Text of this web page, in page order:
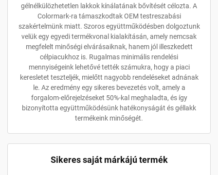
gélnélkülözhetetlen lakkok kínálatának bővítését célozta. A
Colormark-ra támaszkodtak OEM testreszabási
szakértelmünk miatt. Szoros együttműködésben dolgoztunk
velük egy egyedi termékvonal kialakításán, amely nemcsak
megfelelt minőségi elvárásaiknak, hanem jól illeszkedett
célpiacukhoz is. Rugalmas minimális rendelési
mennyiségeink lehetővé tették számukra, hogy a piaci
keresletet teszteljék, mielőtt nagyobb rendeléseket adnának
le. Az eredmény egy sikeres bevezetés volt, amely a
forgalom-előrejelzéseket 50%-kal meghaladta, és így
bizonyította együttműködésünk hatékonyságát és géllakk
termékeink minőségét.
Sikeres saját márkájú termék